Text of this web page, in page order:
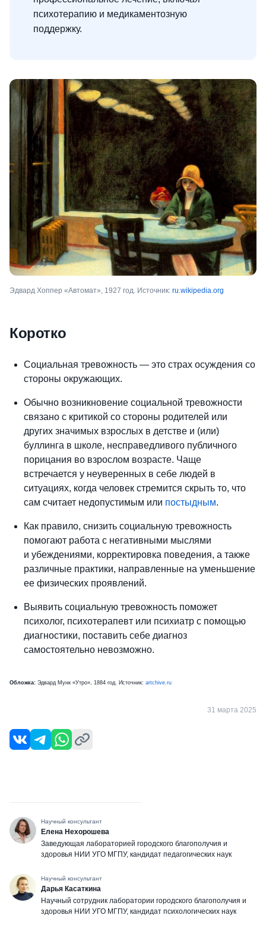
психотерапию и медикаментозную
поддержку.
Эдвард Хоппер «Автомат», 1927 год. Источник: ru.wikipedia.org
Коротко
Социальная тревожность — это страх осуждения со
стороны окружающих.
Обычно возникновение социальной тревожности
связано с критикой со стороны родителей или
других значимых взрослых в детстве и (или)
буллинга в школе, несправедливого публичного
порицания во взрослом возрасте. Чаще
встречается у неуверенных в себе людей в
ситуациях, когда человек стремится скрыть то, что
сам считает недопустимым или постыдным.
Как правило, снизить социальную тревожность
помогают работа с негативными мыслями
и убеждениями, корректировка поведения, а также
различные практики, направленные на уменьшение
ее физических проявлений.
Выявить социальную тревожность поможет
психолог, психотерапевт или психиатр с помощью
диагностики, поставить себе диагноз
самостоятельно невозможно.
Обложка: Эдвард Мунк «Утро», 1884 год. Источник: artchive.ru
31 марта 2025
Научный консультант
Елена Нехорошева
Заведующая лабораторией городского благополучия и
здоровья НИИ УГО МГПУ, кандидат педагогических наук
Научный консультант
Дарья Касаткина
Научный сотрудник лаборатории городского благополучия и
здоровья НИИ УГО МГПУ, кандидат психологических наук